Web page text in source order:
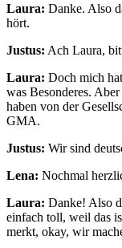
Laura: Danke. Also
hört.
Justus: Ach Laura,
Laura: Doch mich
was Besonderes.
haben von der
GMA.
Justus: Wir sind
Lena: Nochmal
Laura: Danke! Also
einfach toll, weil das
merkt, okay, wir